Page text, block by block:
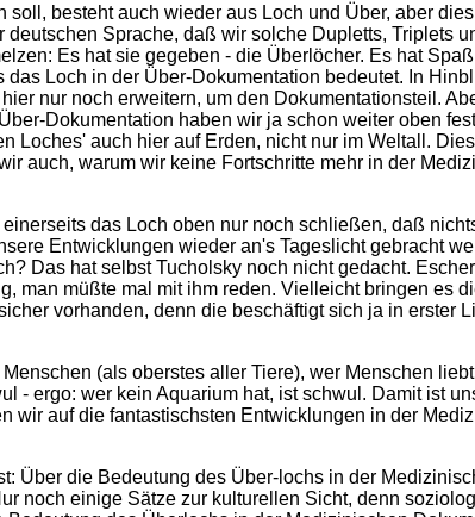
besteht auch wieder aus Loch und Über, aber
Sprache, daß wir solche Dupletts, Triplets
Es hat sie gegeben - die Überlöcher. Es hat
Loch in der Über-Dokumentation bedeutet. In
nur noch erweitern, um den Dokumentationsteil.
Dokumentation haben wir ja schon weiter oben
Loches' auch hier auf Erden, nicht nur im Weltall.
auch, warum wir keine Fortschritte mehr in der
das Loch oben nur noch schließen, daß
Entwicklungen wieder an's Tageslicht gebracht
Das hat selbst Tucholsky noch nicht gedacht.
man müßte mal mit ihm reden. Vielleicht bringen es
vorhanden, denn die beschäftigt sich ja in erster
(als oberstes aller Tiere), wer Menschen
- ergo: wer kein Aquarium hat, ist schwul. Damit ist
wir auf die fantastischsten Entwicklungen in der
Über die Bedeutung des Über-lochs in der
noch einige Sätze zur kulturellen Sicht, denn